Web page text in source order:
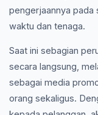
pengerjaannya pada
waktu dan tenaga.
Saat ini sebagian
secara langsung,
sebagai media
orang sekaligus.